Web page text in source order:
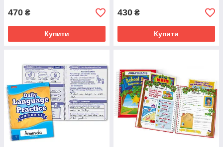
470 ₴
Купити
430 ₴
Купити